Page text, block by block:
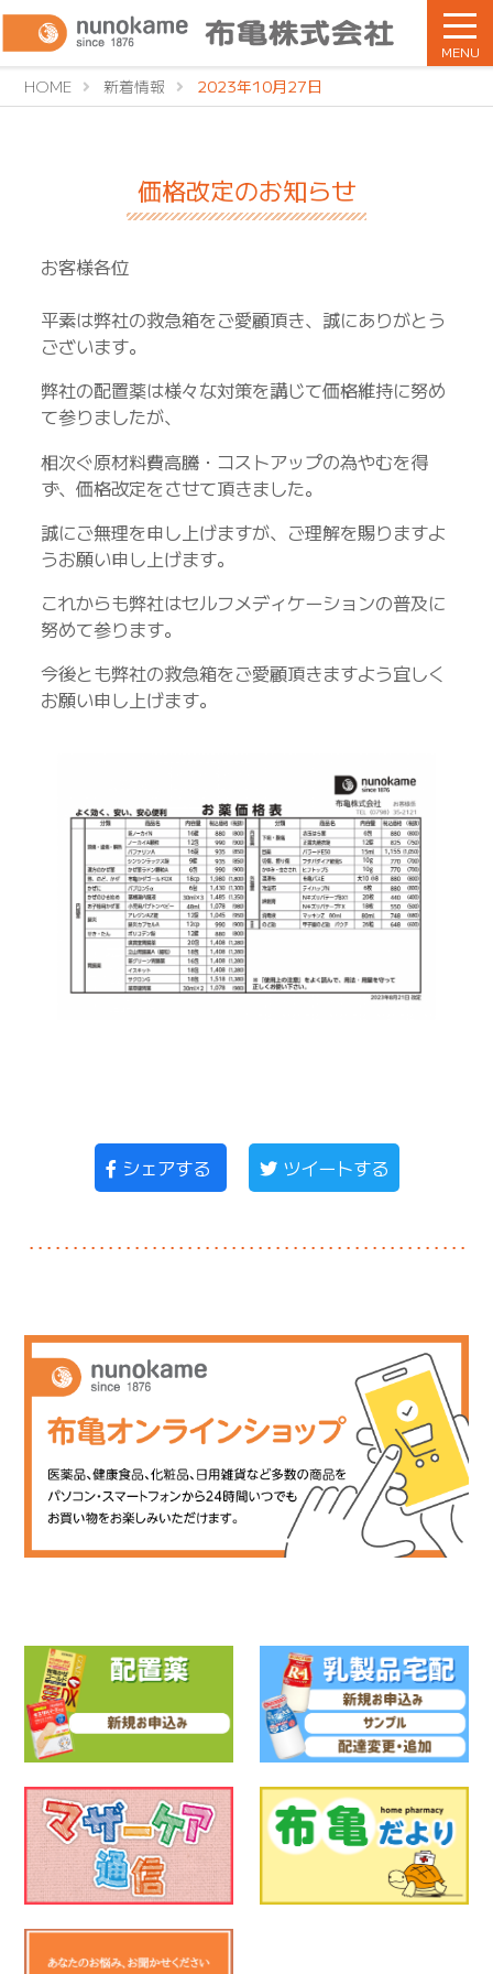
MENU
HOME 新着情報 2023年10月27日
価格改定のお知らせ
お客様各位
平素は弊社の救急箱をご愛顧頂き、誠にありがとう
ございます。
弊社の配置薬は様々な対策を講じて価格維持に努め
て参りましたが、
相次ぐ原材料費高騰・コストアップの為やむを得
ず、価格改定をさせて頂きました。
誠にご無理を申し上げますが、ご理解を賜りますよ
うお願い申し上げます。
これからも弊社はセルフメディケーションの普及に
努めて参ります。
今後とも弊社の救急箱をご愛顧頂きますよう宜しく
お願い申し上げます。
シェアする ツイートする